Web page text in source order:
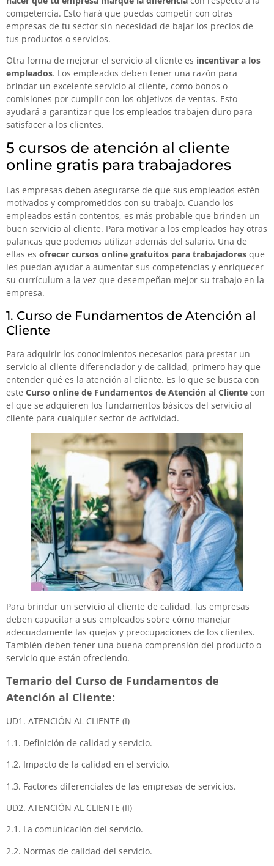
competencia. Esto hará que puedas competir con otras
empresas de tu sector sin necesidad de bajar los precios de
tus productos o servicios.
Otra forma de mejorar el servicio al cliente es incentivar a los
empleados. Los empleados deben tener una razón para
brindar un excelente servicio al cliente, como bonos o
comisiones por cumplir con los objetivos de ventas. Esto
ayudará a garantizar que los empleados trabajen duro para
satisfacer a los clientes.
5 cursos de atención al cliente
online gratis para trabajadores
Las empresas deben asegurarse de que sus empleados estén
motivados y comprometidos con su trabajo. Cuando los
empleados están contentos, es más probable que brinden un
buen servicio al cliente. Para motivar a los empleados hay otras
palancas que podemos utilizar además del salario. Una de
ellas es ofrecer cursos online gratuitos para trabajadores que
les puedan ayudar a aumentar sus competencias y enriquecer
su currículum a la vez que desempeñan mejor su trabajo en la
empresa.
1. Curso de Fundamentos de Atención al
Cliente
Para adquirir los conocimientos necesarios para prestar un
servicio al cliente diferenciador y de calidad, primero hay que
entender qué es la atención al cliente. Es lo que se busca con
este Curso online de Fundamentos de Atención al Cliente con
el que se adquieren los fundamentos básicos del servicio al
cliente para cualquier sector de actividad.
Para brindar un servicio al cliente de calidad, las empresas
deben capacitar a sus empleados sobre cómo manejar
adecuadamente las quejas y preocupaciones de los clientes.
También deben tener una buena comprensión del producto o
servicio que están ofreciendo.
Temario del Curso de Fundamentos de
Atención al Cliente:
UD1. ATENCIÓN AL CLIENTE (I)
1.1. Definición de calidad y servicio.
1.2. Impacto de la calidad en el servicio.
1.3. Factores diferenciales de las empresas de servicios.
UD2. ATENCIÓN AL CLIENTE (II)
2.1. La comunicación del servicio.
2.2. Normas de calidad del servicio.